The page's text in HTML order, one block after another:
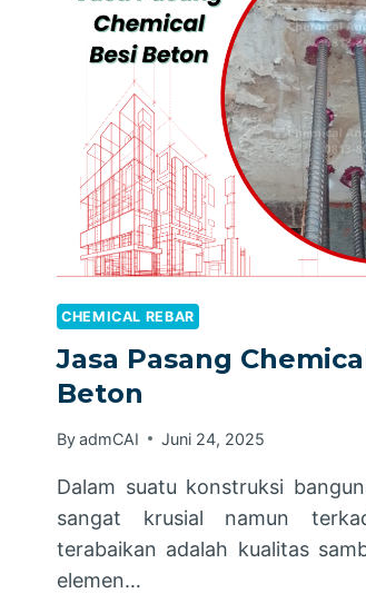
CHEMICAL REBAR
Jasa Pasang
Beton
ByadmCAI Juni 24, 2025
Dalam suatu konstruksi
sangat krusial namun
terabaikan adalah kualitas
elemen…